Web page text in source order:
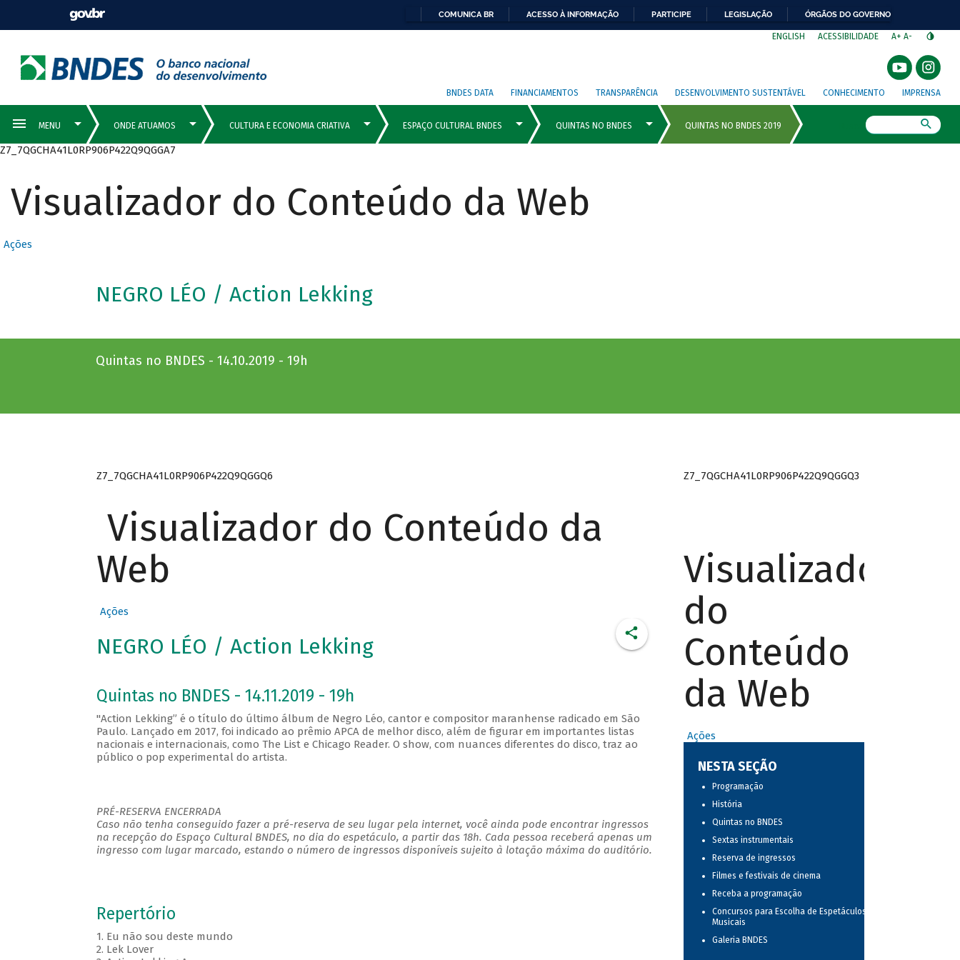
COMUNICA BR ACESSO À INFORMAÇÃO PARTICIPE LEGISLAÇÃO ÓRGÃOS DO GOVERNO
ENGLISH ACESSIBILIDADE A+ A-
BNDES DATA FINANCIAMENTOS TRANSPARÊNCIA DESENVOLVIMENTO SUSTENTÁVEL CONHECIMENTO IMPRENSA
Z7_7QGCHA41L0RP906P422Q9QGGA7
Visualizador do Conteúdo da Web
Ações
NEGRO LÉO / Action Lekking
Quintas no BNDES - 14.10.2019 - 19h
Z7_7QGCHA41L0RP906P422Q9QGGQ6
Visualizador do Conteúdo da
Web
Ações
NEGRO LÉO / Action Lekking
Quintas no BNDES - 14.11.2019 - 19h
"Action Lekking” é o título do último álbum de Negro Léo, cantor e compositor maranhense radicado em São
Paulo. Lançado em 2017, foi indicado ao prêmio APCA de melhor disco, além de figurar em importantes listas
nacionais e internacionais, como The List e Chicago Reader. O show, com nuances diferentes do disco, traz ao
público o pop experimental do artista.
PRÉ-RESERVA ENCERRADA
Caso não tenha conseguido fazer a pré-reserva de seu lugar pela internet, você ainda pode encontrar ingressos
na recepção do Espaço Cultural BNDES, no dia do espetáculo, a partir das 18h. Cada pessoa receberá apenas um
ingresso com lugar marcado, estando o número de ingressos disponíveis sujeito à lotação máxima do auditório.
Repertório
1. Eu não sou deste mundo
2. Lek Lover
Z7_7QGCHA41L0RP906P422Q9QGGQ3
Visualizador
do
Conteúdo
da Web
Ações
NESTA SEÇÃO
Programação
História
Quintas no BNDES
Sextas instrumentais
Reserva de ingressos
Filmes e festivais de cinema
Receba a programação
Concursos para Escolha de Espetáculos
Musicais
Galeria BNDES